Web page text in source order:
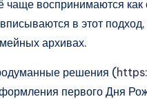
воспринимаются как
в этот
архивах.
решения (
первого Дня